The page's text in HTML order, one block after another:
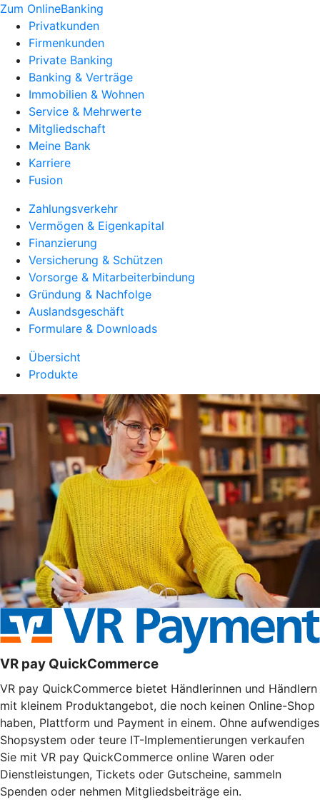
Zum OnlineBanking
Privatkunden
Firmenkunden
Private Banking
Banking & Verträge
Immobilien & Wohnen
Service & Mehrwerte
Mitgliedschaft
Meine Bank
Karriere
Fusion
Zahlungsverkehr
Vermögen & Eigenkapital
Finanzierung
Versicherung & Schützen
Vorsorge & Mitarbeiterbindung
Gründung & Nachfolge
Auslandsgeschäft
Formulare & Downloads
Übersicht
Produkte
VR pay QuickCommerce
VR pay QuickCommerce bietet Händlerinnen und Händlern
mit kleinem Produktangebot, die noch keinen Online-Shop
haben, Plattform und Payment in einem. Ohne aufwendiges
Shopsystem oder teure IT-Implementierungen verkaufen
Sie mit VR pay QuickCommerce online Waren oder
Dienstleistungen, Tickets oder Gutscheine, sammeln
Spenden oder nehmen Mitgliedsbeiträge ein.